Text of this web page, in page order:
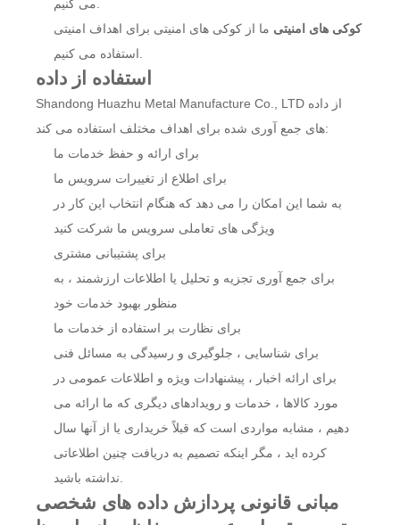
کوکی های امنیتی ما از کوکی های امنیتی برای اهداف امنیتی
استفاده از داده
Shandong Huazhu Metal Manufacture Co., LTD از داده
های جمع آوری شده برای اهداف مختلف استفاده می کند:
برای ارائه و حفظ خدمات ما
برای اطلاع از تغییرات سرویس ما
به شما این امکان را می دهد که هنگام انتخاب این کار در
ویژگی های تعاملی سرویس ما شرکت کنید
برای پشتیبانی مشتری
برای جمع آوری تجزیه و تحلیل یا اطلاعات ارزشمند ، به
منظور بهبود خدمات خود
برای نظارت بر استفاده از خدمات ما
برای شناسایی ، جلوگیری و رسیدگی به مسائل فنی
برای ارائه اخبار ، پیشنهادات ویژه و اطلاعات عمومی در
مورد کالاها ، خدمات و رویدادهای دیگری که ما ارائه می
دهیم ، مشابه مواردی است که قبلاً خریداری یا از آنها سال
کرده اید ، مگر اینکه تصمیم به دریافت چنین اطلاعاتی
مبانی قانونی پردازش داده های شخصی